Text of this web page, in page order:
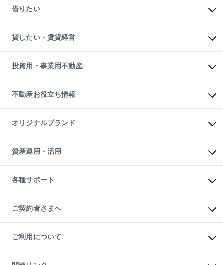
中古一戸建ての購入
不動産購入の流れ
注目キーワード物件特集
購入ガイド
English 繁体中文簡体中文
一戸建ての売却・査定
土地の売却・査定
スピードAI査定
不動産査定について
不動産売却の流れ
不動産買換えの流れ
売却ガイド
借りたい
オフィス・店舗の賃貸
借りるときの流れ
借りるガイド
貸したい・賃貸経営
マンション賃料データ
賃貸管理プラン
リロケーションについて
貸すガイド
投資用・事業用不動産
事業用不動産
マンション投資
投資用マンション
アパート経営
収益物件
ビル購入（ビル一棟）
投資用不動産の売却査定
事業用不動産の売却査定
不動産お役立ち情報
マンションライブラリー
人気マンションランキング
暮らしに役立つ不動産メディア
不動産相場・不動産価格情報
不動産コラム・ニュース
不動産用語集
不動産なんでもネット相談室
住まいの税金
オリジナルブランド
一棟リノベーションマンション
L`GENTE（ルジェンテ）
区分リノベーションマンション
投資用一棟レジデンスWELL
不動産小口投資
LEGACIA（レガシア）
資産運用・活用
不動産M&A
アセットマネジメント・出資
各種サポート
相続サポート
リフォームサポート
ご契約者さまへ
ご紹介・再契約特典
入居者様専用-各種ご案内（賃貸）
東急こすもす会「こすもすWeb」
ご利用について
金融商品取引について